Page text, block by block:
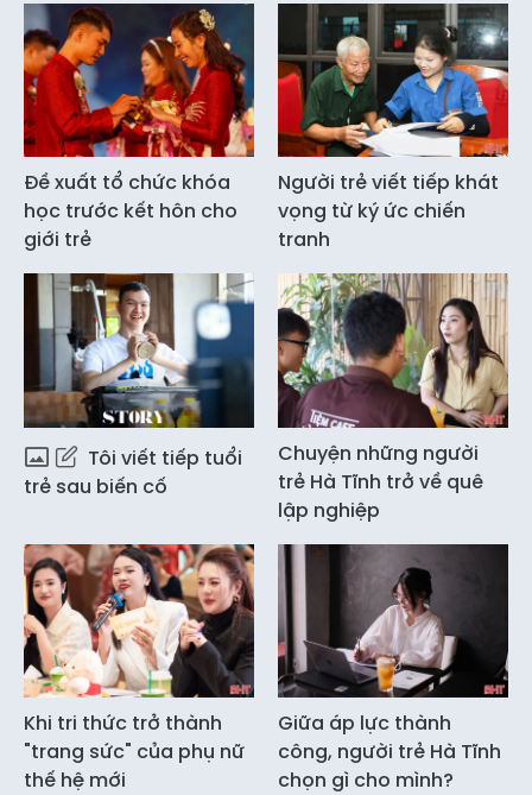
Đề xuất tổ chức khóa
học trước kết hôn cho
giới trẻ
Người trẻ viết tiếp khát
vọng từ ký ức chiến
tranh
Tôi viết tiếp tuổi
trẻ sau biến cố
Chuyện những người
trẻ Hà Tĩnh trở về quê
lập nghiệp
Khi tri thức trở thành
"trang sức" của phụ nữ
thế hệ mới
Giữa áp lực thành
công, người trẻ Hà Tĩnh
chọn gì cho mình?